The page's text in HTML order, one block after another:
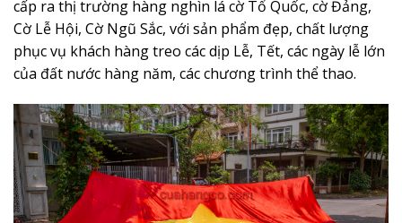
cấp ra thị trường hàng nghìn lá cờ Tổ Quốc, cờ Đảng,
Cờ Lễ Hội, Cờ Ngũ Sắc, với sản phẩm đẹp, chất lượng
phục vụ khách hàng treo các dịp Lễ, Tết, các ngày lễ lớn
của đất nước hàng năm, các chương trình thể thao.